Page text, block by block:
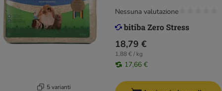
5 varianti
18,79 €
1,88 € / kg
17,66 €
Nessuna valutazione